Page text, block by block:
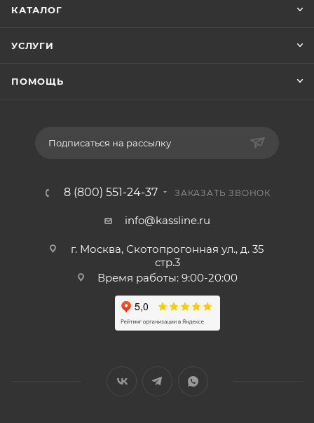
КАТАЛОГ
УСЛУГИ
ПОМОЩЬ
Подписаться на рассылку
8 (800) 551-24-37 ЗАКАЗАТЬ ЗВОНОК
info@kassline.ru
г. Москва, Скотопрогонная ул., д. 35
стр.3
Время работы: 9:00-20:00